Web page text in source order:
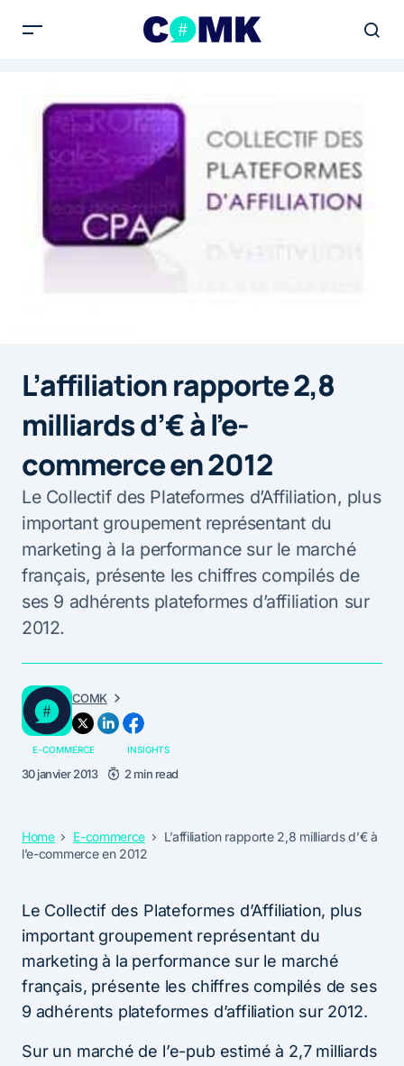
L’affiliation rapporte 2,8
milliards d’€ à l’e-
commerce en 2012
Le Collectif des Plateformes d’Affiliation, plus
important groupement représentant du
marketing à la performance sur le marché
français, présente les chiffres compilés de
ses 9 adhérents plateformes d’affiliation sur
2012.
COMK
E-COMMERCE INSIGHTS
30 janvier 2013 2 min read
Home E-commerce
L’affiliation rapporte 2,8 milliards d’€ à
l’e-commerce en 2012
Le Collectif des Plateformes d’Affiliation, plus
important groupement représentant du
marketing à la performance sur le marché
français, présente les chiffres compilés de ses
9 adhérents plateformes d’affiliation sur 2012.
Sur un marché de l’e-pub estimé à 2,7 milliards